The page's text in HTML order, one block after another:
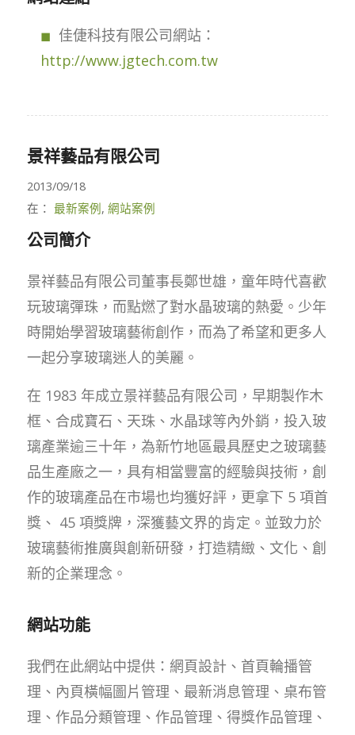
佳倢科技有限公司網站：
http://www.jgtech.com.tw
景祥藝品有限公司
2013/09/18
在： 最新案例, 網站案例
公司簡介
景祥藝品有限公司董事長鄭世雄，童年時代喜歡
玩玻璃彈珠，而點燃了對水晶玻璃的熱愛。少年
時開始學習玻璃藝術創作，而為了希望和更多人
一起分享玻璃迷人的美麗。
在 1983 年成立景祥藝品有限公司，早期製作木
框、合成寶石、天珠、水晶球等內外銷，投入玻
璃產業逾三十年，為新竹地區最具歷史之玻璃藝
品生產廠之一，具有相當豐富的經驗與技術，創
作的玻璃產品在市場也均獲好評，更拿下 5 項首
獎、 45 項獎牌，深獲藝文界的肯定。並致力於
玻璃藝術推廣與創新研發，打造精緻、文化、創
新的企業理念。
網站功能
我們在此網站中提供：網頁設計、首頁輪播管
理、內頁橫幅圖片管理、最新消息管理、桌布管
理、作品分類管理、作品管理、得獎作品管理、